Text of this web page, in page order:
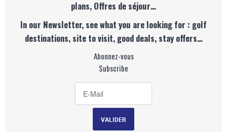
plans, Offres de séjour…
In our Newsletter, see what you are looking for : golf
destinations, site to visit, good deals, stay offers…
Abonnez-vous
Subscribe